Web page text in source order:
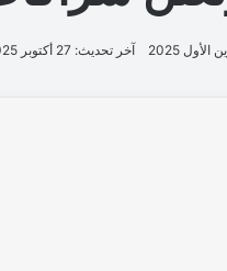
آخر تحديث: 27 أكتوبر 2025